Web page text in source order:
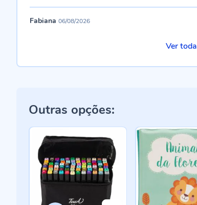
Fabiana 06/08/2026
Ver
Outras opções: